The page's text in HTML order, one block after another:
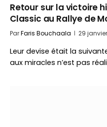
Retour sur la victoire
Classic au Rallye de
ParFaris Bouchaala 29
Leur devise était la
aux miracles n’est pas